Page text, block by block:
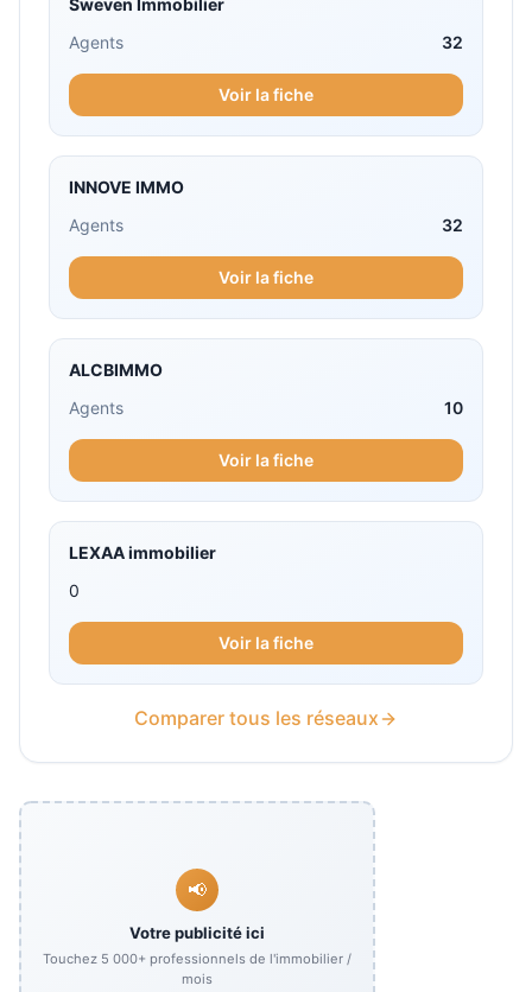
Sweven Immobilier
Agents
32
Voir la fiche
INNOVE IMMO
Agents
32
Voir la fiche
ALCBIMMO
Agents
10
Voir la fiche
LEXAA immobilier
0
Voir la fiche
Comparer tous les réseaux
📢
Votre publicité ici
Touchez 5 000+ professionnels de l'immobilier /
mois